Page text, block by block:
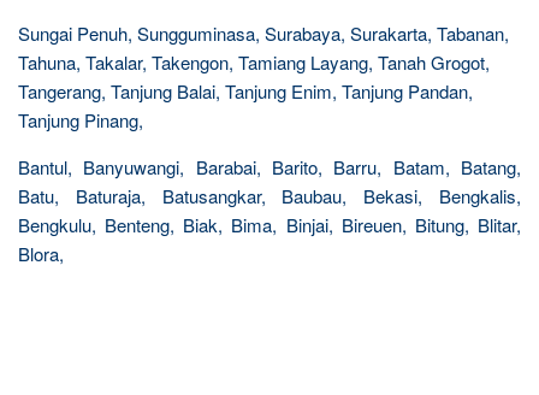
Sungai Penuh, Sungguminasa, Surabaya, Surakarta, Tabanan,
Tahuna, Takalar, Takengon, Tamiang Layang, Tanah Grogot,
Tangerang, Tanjung Balai, Tanjung Enim, Tanjung Pandan,
Tanjung Pinang,
Bantul, Banyuwangi, Barabai, Barito, Barru, Batam, Batang,
Batu, Baturaja, Batusangkar, Baubau, Bekasi, Bengkalis,
Bengkulu, Benteng, Biak, Bima, Binjai, Bireuen, Bitung, Blitar,
Blora,